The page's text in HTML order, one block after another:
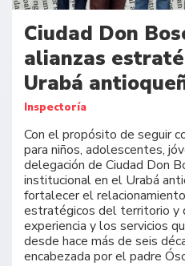
Ciudad Don
alianzas
Urabá
Inspectoría
Con el propósito de seguir
para niños, adolescentes,
delegación de Ciudad Don
institucional en el Urabá
fortalecer el
estratégicos del territorio y
experiencia y los servicios
desde hace más de seis
encabezada por el padre